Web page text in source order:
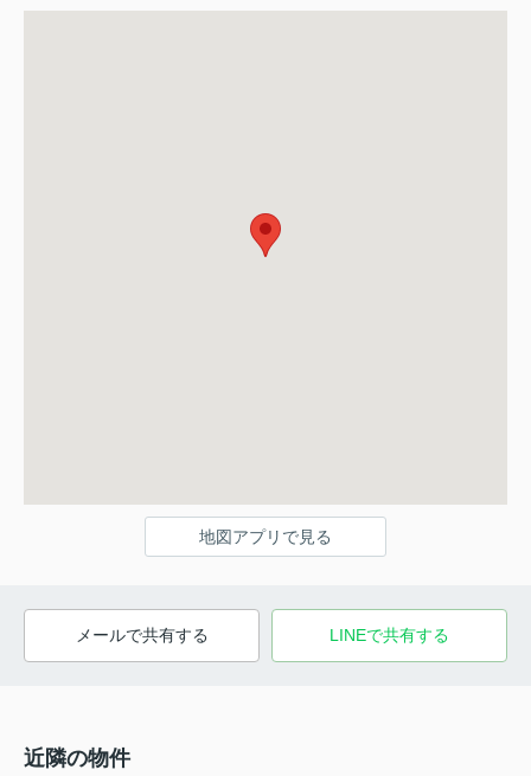
地図アプリで見る
メールで共有する LINEで共有する
近隣の物件